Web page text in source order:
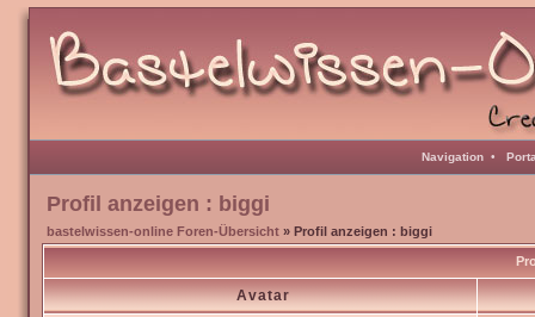
Navigation •
Profil anzeigen : biggi
bastelwissen-online Foren-Übersicht » Profil anzeigen : biggi
Avatar